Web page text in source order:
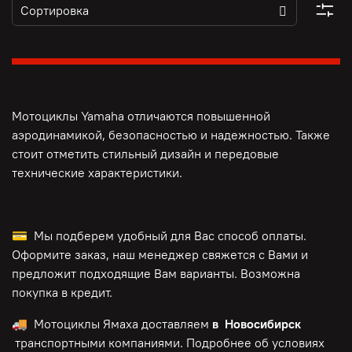
Мотоциклы Yamaha отличаются повышенной
аэродинамикой, безопасностью и надежностью. Также
стоит отметить стильный дизайн и передовые
технические характеристики.
💳 Мы подберем удобный для Вас способ оплаты.
Оформите заказ, наш менеджер свяжется с Вами и
предложит подходящие Вам варианты. Возможна
покупка в кредит.
🚚 Мотоциклы Ямаха доставляем в Новосибирск
транспортными компаниями. Подробнее об условиях